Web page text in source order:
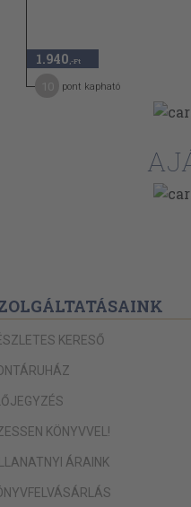
1.940 ,-Ft
pont kapható
KERESŐ
KÖNYVVEL!
ÁRAINK